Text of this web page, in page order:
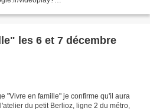
les 6 et 7 décembre
"Vivre en famille" je confirme qu'il aura
du petit Berlioz, ligne 2 du métro,